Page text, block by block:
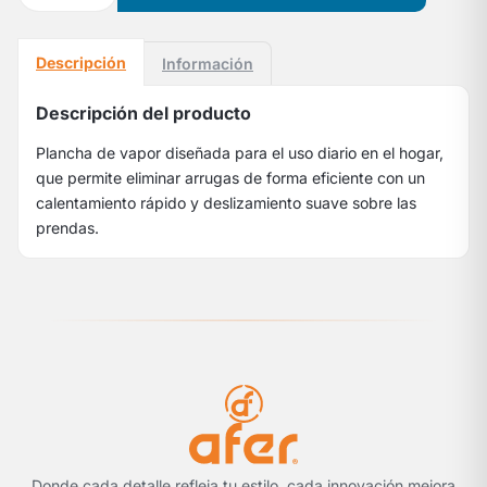
Descripción Información
Descripción del producto
Plancha de vapor diseñada para el uso diario en el hogar,
que permite eliminar arrugas de forma eficiente con un
calentamiento rápido y deslizamiento suave sobre las
prendas.